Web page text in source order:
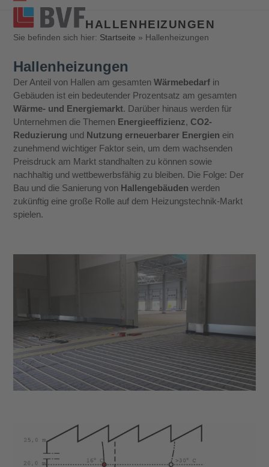
Open
mobile
Close
mobile
HALLENHEIZUNGEN
Sie befinden sich hier: Startseite » Hallenheizungen
Hallenheizungen
Der Anteil von Hallen am gesamtenWärmebedarf in
Gebäuden ist ein bedeutender Prozentsatz am gesamten
Wärme- und Energiemarkt. Darüber hinaus werden für
Unternehmen die Themen Energieeffizienz, CO2-
Reduzierung und Nutzung erneuerbarer Energien ein
zunehmend wichtiger Faktor sein, um dem wachsenden
Preisdruck am Markt standhalten zu können sowie
nachhaltig und wettbewerbsfähig zu bleiben. Die Folge: Der
Bau und die Sanierung von Hallengebäuden werden
zukünftig eine große Rolle auf dem Heizungstechnik-Markt
spielen.